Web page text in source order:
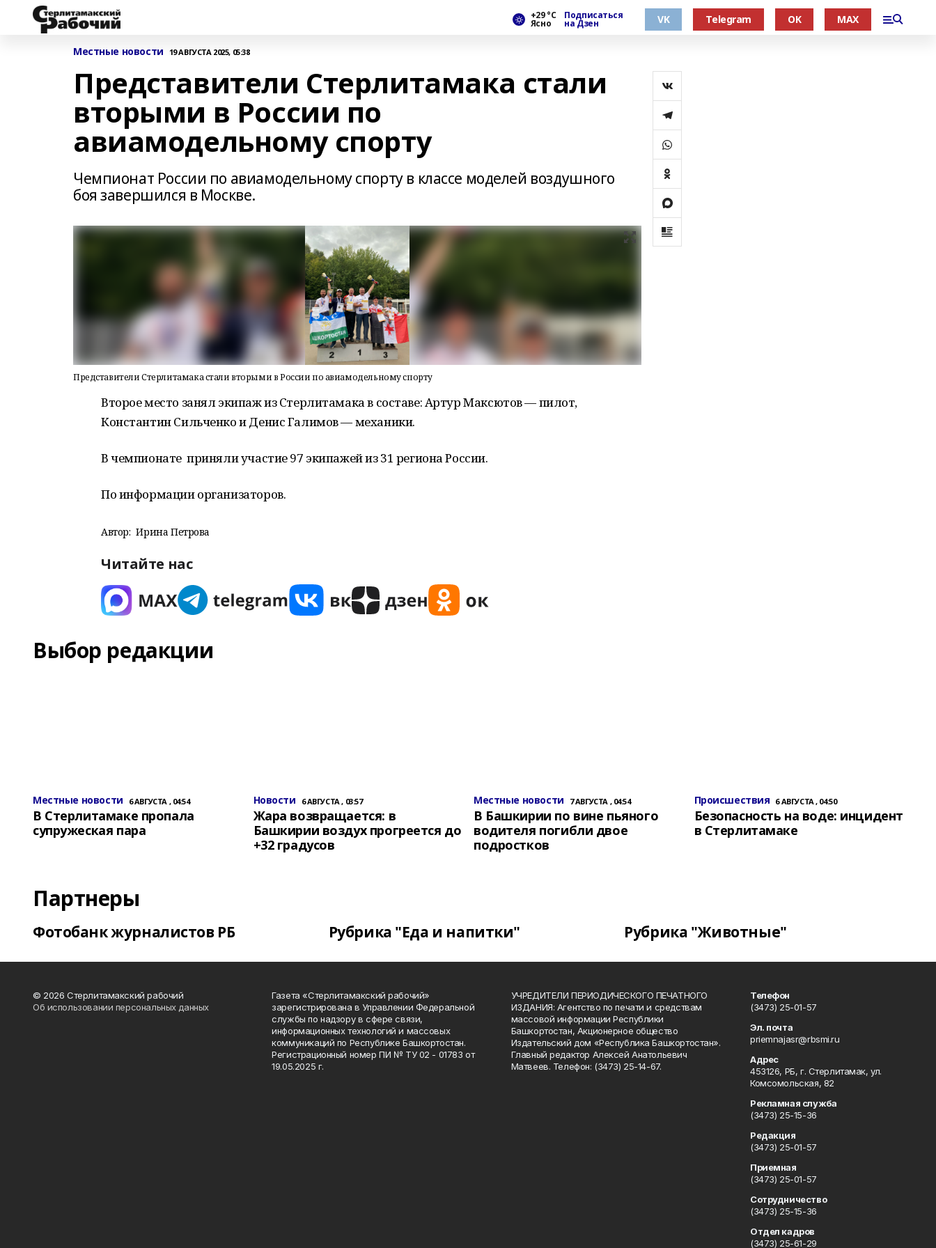
+29 °С
Ясно
Подписаться
на Дзен VK Telegram OK MAX
Местные новости 19 АВГУСТА 2025, 05:38
Представители Стерлитамака стали
вторыми в России по
авиамодельному спорту
Чемпионат России по авиамодельному спорту в классе моделей воздушного
боя завершился в Москве.
Представители Стерлитамака стали вторыми в России по авиамодельному спорту
Второе место занял экипаж из Стерлитамака в составе: Артур Максютов — пилот,
Константин Сильченко и Денис Галимов — механики.
В чемпионате приняли участие 97 экипажей из 31 региона России.
По информации организаторов.
Автор: Ирина Петрова
Читайте нас
Выбор редакции
Местные новости 6 АВГУСТА , 04:54
В Стерлитамаке пропала
супружеская пара
Новости 6 АВГУСТА , 03:57
Жара возвращается: в
Башкирии воздух прогреется до
+32 градусов
Местные новости 7 АВГУСТА , 04:54
В Башкирии по вине пьяного
водителя погибли двое
подростков
Происшествия 6 АВГУСТА , 04:50
Безопасность на воде: инцидент
в Стерлитамаке
Партнеры
Фотобанк журналистов РБ Рубрика "Еда и напитки" Рубрика "Животные"
© 2026 Стерлитамакский рабочий
Об использовании персональных данных
Газета «Стерлитамакский рабочий»
зарегистрирована в Управлении Федеральной
службы по надзору в сфере связи,
информационных технологий и массовых
коммуникаций по Республике Башкортостан.
Регистрационный номер ПИ № ТУ 02 - 01783 от
19.05.2025 г.
УЧРЕДИТЕЛИ ПЕРИОДИЧЕСКОГО ПЕЧАТНОГО
ИЗДАНИЯ: Агентство по печати и средствам
массовой информации Республики
Башкортостан, Акционерное общество
Издательский дом «Республика Башкортостан».
Главный редактор Алексей Анатольевич
Матвеев. Телефон: (3473) 25-14-67.
Телефон
(3473) 25-01-57
Эл. почта
priemnajasr@rbsmi.ru
Адрес
453126, РБ, г. Стерлитамак, ул.
Комсомольская, 82
Рекламная служба
(3473) 25-15-36
Редакция
(3473) 25-01-57
Приемная
(3473) 25-01-57
Сотрудничество
(3473) 25-15-36
Отдел кадров
(3473) 25-61-29